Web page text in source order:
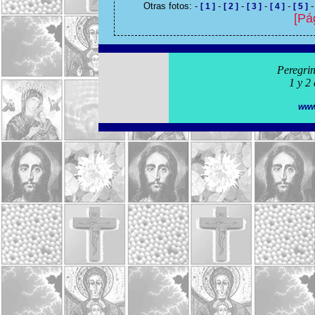
Otras fotos: - [ 1 ]- [ 2 ]- [ 3 ]- [ 4 ]- [ 5 ]
1 y 2